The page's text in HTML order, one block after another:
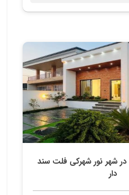
در شهر نور شهرکی فلت سند
دار